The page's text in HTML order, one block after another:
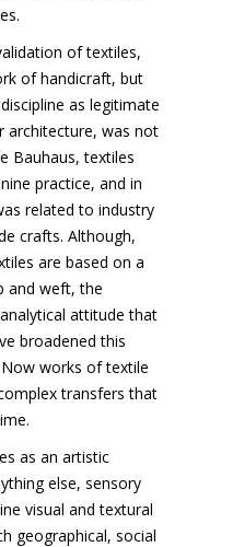
of textiles,
of handicraft, but
as legitimate
architecture, was not
Bauhaus, textiles
practice, and in
related to industry
crafts. Although,
are based on a
and weft, the
attitude that
broadened this
works of textile
transfers that
as an artistic
else, sensory
visual and textural
geographical, social